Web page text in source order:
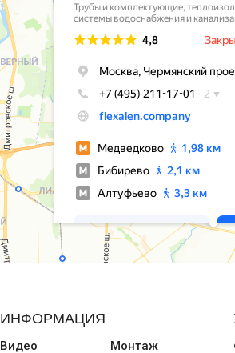
ИНФОРМАЦИЯ
Видео Монтаж